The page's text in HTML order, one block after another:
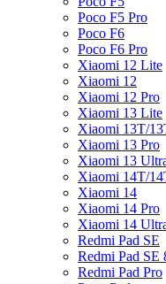
Poco F5 Pro
Poco F6
Poco F6 Pro
Xiaomi 12 Lite
Xiaomi 12
Xiaomi 12 Pro
Xiaomi 13 Lite
Xiaomi 13T/
Xiaomi 13 Pro
Xiaomi 13
Xiaomi 14T/
Xiaomi 14
Xiaomi 14 Pro
Xiaomi 14
Redmi Pad SE
Redmi Pad SE
Redmi Pad Pro